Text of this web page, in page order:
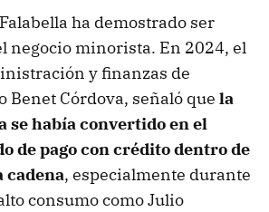
ha demostrado ser
negocio minorista. En 2024, el
y finanzas de
Benet Córdova, señaló que la
se había convertido en el
de pago con crédito dentro de
cadena, especialmente durante
consumo como Julio